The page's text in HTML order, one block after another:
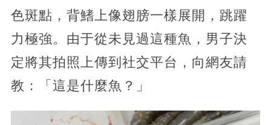
色斑點，背鰭上像翅膀一樣展開，跳躍
力極強。由于從未見過這種魚，男子決
定將其拍照上傳到社交平台，向網友請
教：「這是什麼魚？」